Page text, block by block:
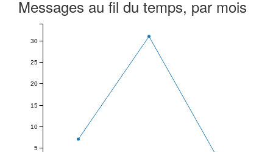
Messages au fil du temps, par mois
5
10
15
20
25
30